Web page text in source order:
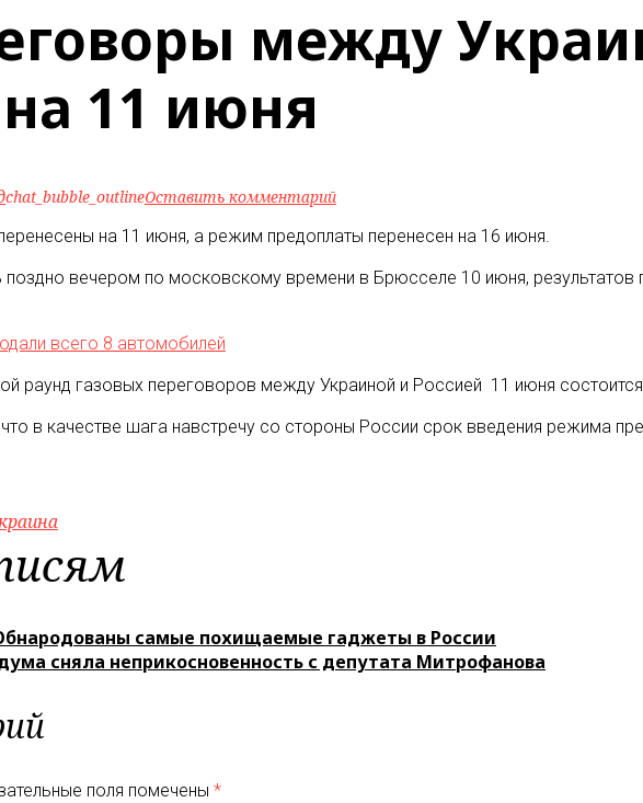
между
11 июня
chat_bubble_outlineОставить комментарий
на 11 июня, а режим предоплаты перенесен на 16 июня.
вечером по московскому времени в Брюсселе 10 июня, результатов
всего 8 автомобилей
раунд газовых переговоров между Украиной и Россией 11 июня
в качестве шага навстречу со стороны России срок введения режима
самые похищаемые гаджеты в России
сняла неприкосновенность с депутата Митрофанова
поля помечены *